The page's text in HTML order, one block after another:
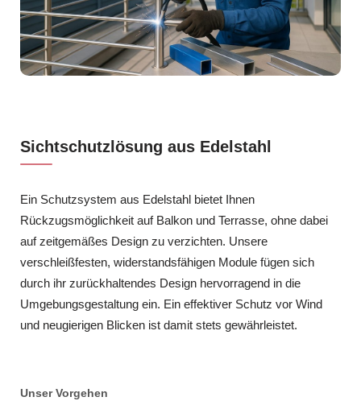
Sichtschutzlösung aus Edelstahl
Ein Schutzsystem aus Edelstahl bietet Ihnen
Rückzugsmöglichkeit auf Balkon und Terrasse, ohne dabei
auf zeitgemäßes Design zu verzichten. Unsere
verschleißfesten, widerstandsfähigen Module fügen sich
durch ihr zurückhaltendes Design hervorragend in die
Umgebungsgestaltung ein. Ein effektiver Schutz vor Wind
und neugierigen Blicken ist damit stets gewährleistet.
Unser Vorgehen